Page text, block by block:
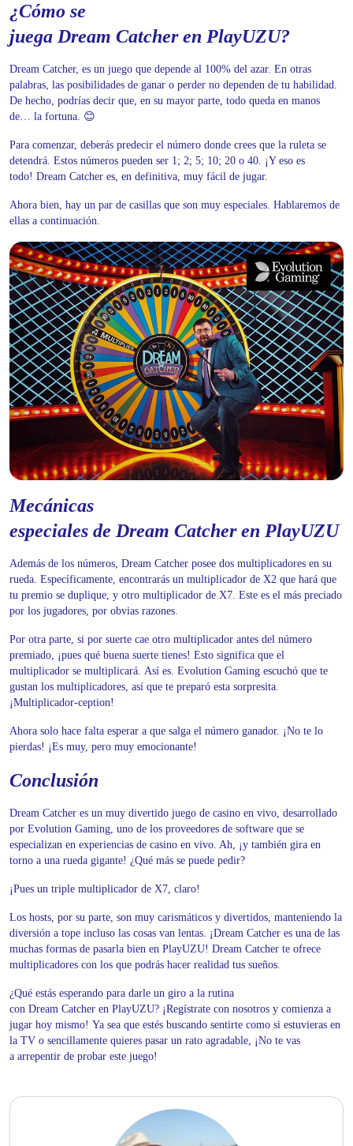
¿Cómo se
juega Dream Catcher en PlayUZU?
Dream Catcher, es un juego que depende al 100% del azar. En otras
palabras, las posibilidades de ganar o perder no dependen de tu habilidad.
De hecho, podrías decir que, en su mayor parte, todo queda en manos
de… la fortuna. 😊
Para comenzar, deberás predecir el número donde crees que la ruleta se
detendrá. Estos números pueden ser 1; 2; 5; 10; 20 o 40. ¡Y eso es
todo! Dream Catcher es, en definitiva, muy fácil de jugar.
Ahora bien, hay un par de casillas que son muy especiales. Hablaremos de
ellas a continuación.
Mecánicas
especiales de Dream Catcher en PlayUZU
Además de los números, Dream Catcher posee dos multiplicadores en su
rueda. Específicamente, encontrarás un multiplicador de X2 que hará que
tu premio se duplique, y otro multiplicador de X7. Este es el más preciado
por los jugadores, por obvias razones.
Por otra parte, si por suerte cae otro multiplicador antes del número
premiado, ¡pues qué buena suerte tienes! Esto significa que el
multiplicador se multiplicará. Así es. Evolution Gaming escuchó que te
gustan los multiplicadores, así que te preparó esta sorpresita.
¡Multiplicador-ception!
Ahora solo hace falta esperar a que salga el número ganador. ¡No te lo
pierdas! ¡Es muy, pero muy emocionante!
Conclusión
Dream Catcher es un muy divertido juego de casino en vivo, desarrollado
por Evolution Gaming, uno de los proveedores de software que se
especializan en experiencias de casino en vivo. Ah, ¡y también gira en
torno a una rueda gigante! ¿Qué más se puede pedir?
¡Pues un triple multiplicador de X7, claro!
Los hosts, por su parte, son muy carismáticos y divertidos, manteniendo la
diversión a tope incluso las cosas van lentas. ¡Dream Catcher es una de las
muchas formas de pasarla bien en PlayUZU! Dream Catcher te ofrece
multiplicadores con los que podrás hacer realidad tus sueños.
¿Qué estás esperando para darle un giro a la rutina
con Dream Catcher en PlayUZU? ¡Regístrate con nosotros y comienza a
jugar hoy mismo! Ya sea que estés buscando sentirte como si estuvieras en
la TV o sencillamente quieres pasar un rato agradable, ¡No te vas
a arrepentir de probar este juego!